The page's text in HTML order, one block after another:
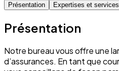
Présentation Expertises et services
Présentation
Notre bureau vous offre une
d’assurances. En tant que